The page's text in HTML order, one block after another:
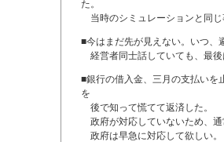
た。
当時のシミュレーションと同じ
■今はまだ先が見えない。いつ、
経営者同士話していても、最後
■銀行の借入金、三月の支払いを
を
後で知って慌てて返済した。
政府が対応していないため、通
政府は早急に対応して欲しい。